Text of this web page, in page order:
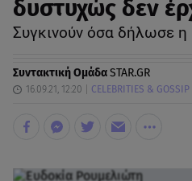
δυστυχώς δεν
Συγκινούν όσα δήλωσε η
Συντακτική ΟμάδαSTAR.GR
16.09.21, 12:20 CELEBRITIES &